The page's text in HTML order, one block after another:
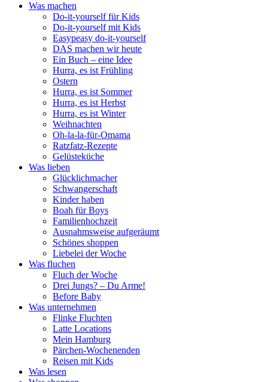
Was machen
Do-it-yourself für Kids
Do-it-yourself mit Kids
Easypeasy do-it-yourself
DAS machen wir heute
Ein Buch – eine Idee
Hurra, es ist Frühling
Ostern
Hurra, es ist Sommer
Hurra, es ist Herbst
Hurra, es ist Winter
Weihnachten
Oh-la-la-für-Omama
Ratzfatz-Rezepte
Gelüsteküche
Was lieben
Glücklichmacher
Schwangerschaft
Kinder haben
Boah für Boys
Familienhochzeit
Ausnahmsweise aufgeräumt
Schönes shoppen
Liebelei der Woche
Was fluchen
Fluch der Woche
Drei Jungs? – Du Arme!
Before Baby
Was unternehmen
Flinke Fluchten
Latte Locations
Mein Hamburg
Pärchen-Wochenenden
Reisen mit Kids
Was lesen